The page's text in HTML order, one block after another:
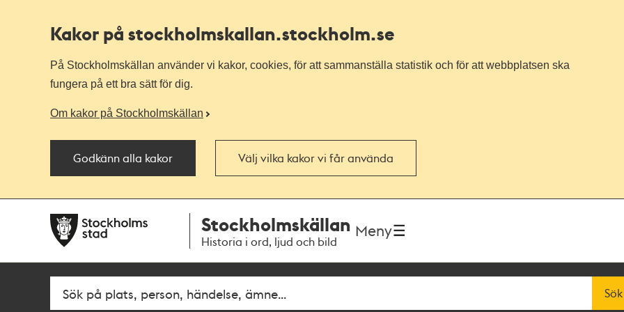
Kakor på stockholmskallan.stockholm.se
På Stockholmskällan använder vi kakor, cookies, för att sammanställa statistik och för att webbplatsen ska
fungera på ett bra sätt för dig.
Om kakor på Stockholmskällan
Godkänn alla kakor Välj vilka kakor vi får använda
navigationen
huvudinnehållet
Stockholmskällan
Historia i ord, ljud och bild
Meny
Fritextsök Sök